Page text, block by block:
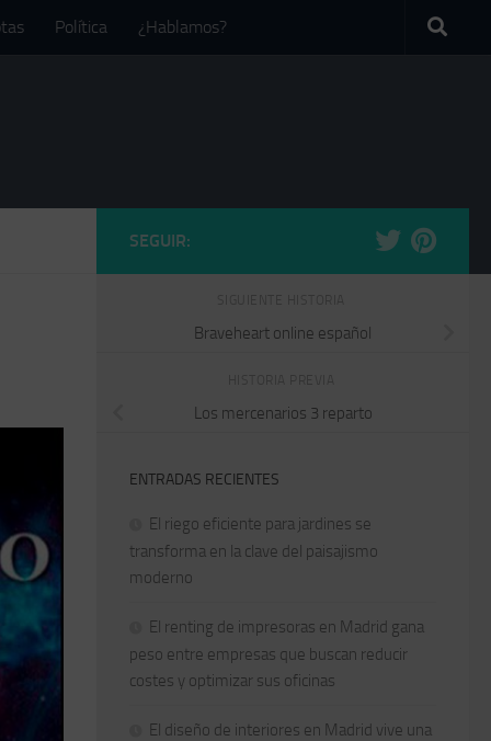
Política ¿Hablamos?
SEGUIR:
Braveheart online español
Los mercenarios 3 reparto
ENTRADAS RECIENTES
El riego eficiente para jardines se
transforma en la clave del paisajismo
moderno
El renting de impresoras en Madrid gana
peso entre empresas que buscan reducir
costes y optimizar sus oficinas
El diseño de interiores en Madrid vive una